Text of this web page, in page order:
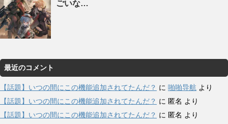
ごいな…
最近のコメント
【話題】いつの間にこの機能追加されてたんだ？ に 啪啪导航 より
【話題】いつの間にこの機能追加されてたんだ？ に 匿名 より
【話題】いつの間にこの機能追加されてたんだ？ に 匿名 より